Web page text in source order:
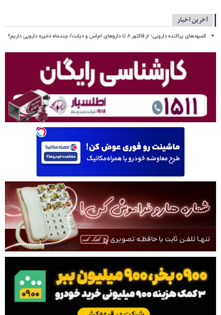
آخرین اخبار
کمبودهای پراکنده دارویی؛ از فاکتور ۸ تا داروهای ام‌اس و دیابت/ چندماه ذخیره دارویی داریم؟